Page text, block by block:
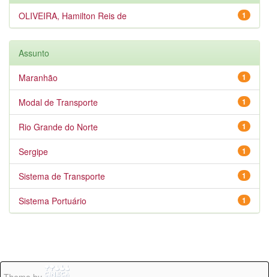
1
OLIVEIRA, Hamilton Reis de
Assunto
1
Maranhão
1
Modal de Transporte
1
Rio Grande do Norte
1
Sergipe
1
Sistema de Transporte
1
Sistema Portuário